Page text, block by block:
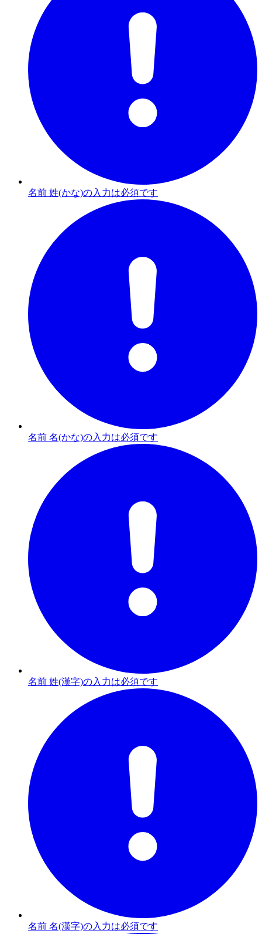
名前 姓(かな)の入力は必須です
名前 名(かな)の入力は必須です
名前 姓(漢字)の入力は必須です
名前 名(漢字)の入力は必須です